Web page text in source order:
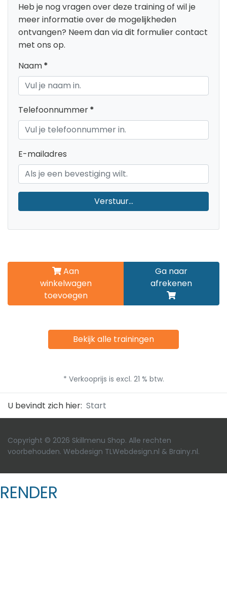
Heb je nog vragen over deze training of wil je
meer informatie over de mogelijkheden
ontvangen? Neem dan via dit formulier contact
met ons op.
Naam*
Telefoonnummer*
E-mailadres
Verstuur...
Aan
winkelwagen
toevoegen
Ga naar
afrekenen
Bekijk alle trainingen
* Verkooprijs is excl. 21 % btw.
U bevindt zich hier: Start
Copyright © 2026 Skillmenu Shop. Alle rechten
voorbehouden. Webdesign TLWebdesign.nl & Brainy.nl.
RENDER